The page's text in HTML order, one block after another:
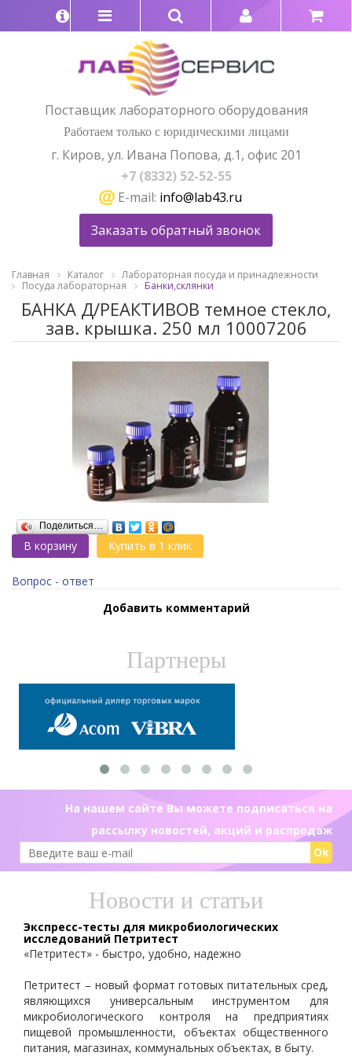
Поставщик лабораторного оборудования
Работаем только с юридическими лицами
г. Киров, ул. Ивана Попова, д.1, офис 201
+7 (8332) 52-52-55
E-mail: info@lab43.ru
Заказать обратный звонок
Главная Каталог
Лабораторная посуда и принадлежности
Посуда лабораторная
Банки,склянки
БАНКА Д/РЕАКТИВОВ темное стекло,
зав. крышка. 250 мл 10007206
Поделиться…
В корзину Купить в 1 клик
Вопрос - ответ
Добавить комментарий
Партнеры
На нашем сайте Вы можете подписаться на
рассылку новостей, акций и распродаж
Ok
Новости и статьи
Экспресс-тесты для микробиологических
исследований Петритест
«Петритест» - быстро, удобно, надежно
Петритест – новый формат готовых питательных сред,
являющихся универсальным инструментом для
микробиологического контроля на предприятиях
пищевой промышленности, объектах общественного
питания, магазинах, коммунальных объектах, в быту.